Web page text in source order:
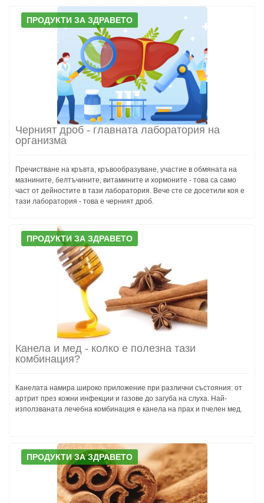
ПРОДУКТИ ЗА ЗДРАВЕТО
Черният дроб - главната лаборатория на
организма
Пречистване на кръвта, кръвообразуване, участие в обмяната на
мазнините, белтъчините, витамините и хормоните - това са само
част от дейностите в тази лаборатория. Вече сте се досетили коя е
тази лаборатория - това е черният дроб.
ПРОДУКТИ ЗА ЗДРАВЕТО
Канела и мед - колко е полезна тази
комбинация?
Канелата намира широко приложение при различни състояния: от
артрит през кожни инфекции и газове до загуба на слуха. Най-
използваната лечебна комбинация е канела на прах и пчелен мед.
ПРОДУКТИ ЗА ЗДРАВЕТО